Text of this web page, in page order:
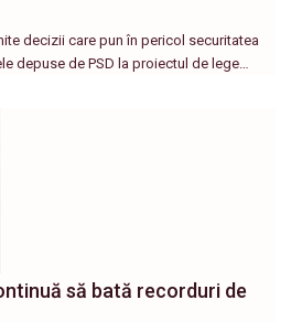
decizii care pun în pericol securitatea
depuse de PSD la proiectul de lege…
să bată recorduri de